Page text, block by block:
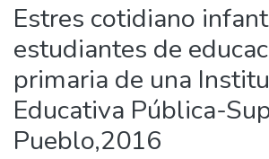
Statistics
Estres cotidiano
estudiantes de
primaria de una
Educativa Pública-
Pueblo,2016